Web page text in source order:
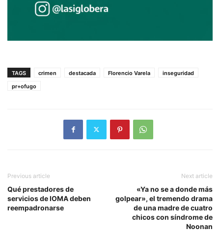
TAGS crimen destacada Florencio Varela
inseguridad
pr+ofugo
Previous article
Qué prestadores de
servicios de IOMA deben
reempadronarse
Next article
«Ya no se a donde más
golpear», el tremendo drama
de una madre de cuatro
chicos con síndrome de
Noonan